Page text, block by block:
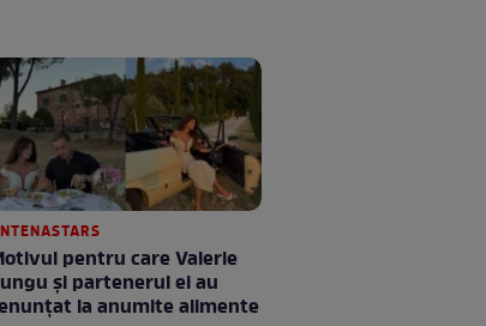
pentru care Valerie
și partenerul ei au
la anumite alimente